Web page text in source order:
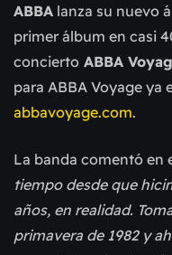
ABBA lanza su nuevo
primer álbum en casi
concierto ABBA
para ABBA Voyage ya
abbavoyage.com.
La banda comentó en
tiempo desde que
años, en realidad.
primavera de 1982 y